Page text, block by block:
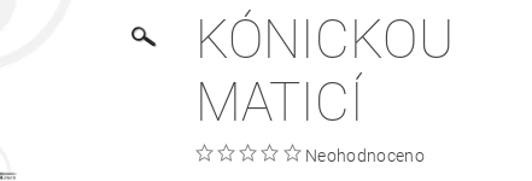
KÓNICKOU
MATICÍ
Neohodnoceno